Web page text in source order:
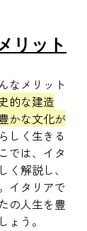
リット
なメリット
的な建造
かな文化が
しく生きる
では、イタ
く解説し、
イタリアで
の人生を豊
ょう。